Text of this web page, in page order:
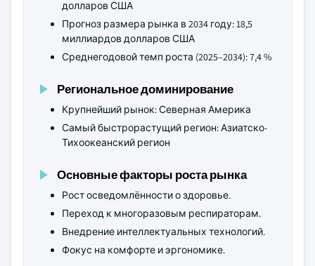
долларов США
Прогноз размера рынка в 2034 году: 18,5
миллиардов долларов США
Среднегодовой темп роста (2025–2034): 7,4 %
Региональное доминирование
Крупнейший рынок: Северная Америка
Самый быстрорастущий регион: Азиатско-
Тихоокеанский регион
Основные факторы роста рынка
Рост осведомлённости о здоровье.
Переход к многоразовым респираторам.
Внедрение интеллектуальных технологий.
Фокус на комфорте и эргономике.